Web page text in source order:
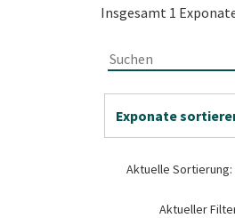
Insgesamt 1
Exponate
Aktuelle Sortierung:
Aktueller